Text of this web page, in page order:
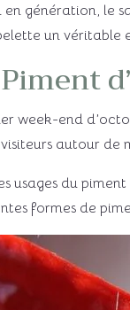
en génération, le
un véritable
week-end
autour de
usages du
formes de